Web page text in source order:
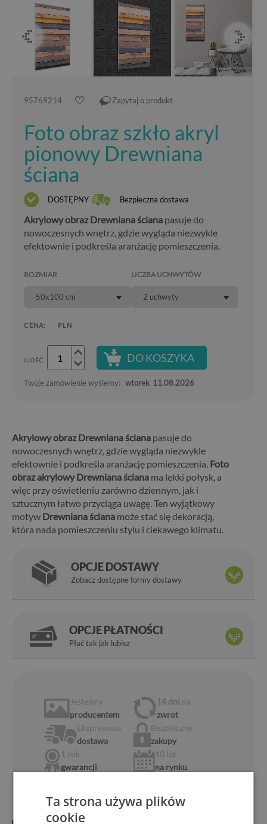
95769214 Zapytaj o produkt
Foto obraz szkło akryl
pionowy Drewniana
ściana
DOSTĘPNY Bezpieczna dostawa
Akrylowy obraz Drewniana ściana pasuje do
nowoczesnych wnętrz, gdzie wygląda niezwykle
efektownie i podkreśla aranżację pomieszczenia.
ROZMIAR
50x100 cm
LICZBA UCHWYTÓW
2 uchwyty
CENA: PLN
ILOŚĆ DO KOSZYKA
Twoje zamówienie wyślemy: wtorek 11.08.2026
Akrylowy obraz Drewniana ściana pasuje do
nowoczesnych wnętrz, gdzie wygląda niezwykle
efektownie i podkreśla aranżację pomieszczenia. Foto
obraz akrylowy Drewniana ściana ma lekki połysk, a
więc przy oświetleniu zarówno dziennym, jak i
sztucznym łatwo przyciąga uwagę. Ten wyjątkowy
motyw Drewniana ściana może stać się dekoracją,
która nada pomieszczeniu stylu i ciekawego klimatu.
OPCJE DOSTAWY
Zobacz dostępne formy dostawy
OPCJE PŁATNOŚCI
Płać tak jak lubisz
Jesteśmy
producentem
14 dni na
zwrot
Ekspresowa
dostawa
Bezpieczne
zakupy
1 rok
gwarancji
10 lat
na rynku
Ta strona używa plików
cookie